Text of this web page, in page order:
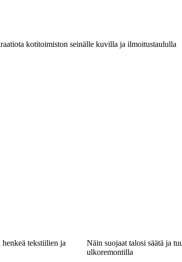
kotitoimiston seinälle kuvilla ja ilmoitustaululla
tekstiilien ja
Näin suojaat talosi säätä ja
ulkoremontilla